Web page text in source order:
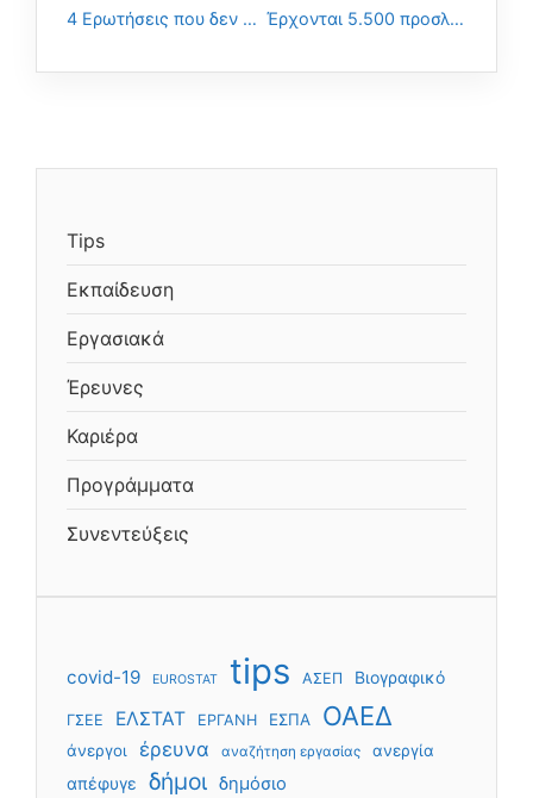
4 Ερωτήσεις που δεν πρέπει να κάνεις σε μια συνέντευξη! Έρχονται 5.500 προσλήψεις σε υπουργεία για αποφοίτους ΑΕΙ – ΤΕΙ
Tips
Εκπαίδευση
Εργασιακά
Έρευνες
Καριέρα
Προγράμματα
Συνεντεύξεις
covid-19 EUROSTAT tips ΑΣΕΠ Βιογραφικό
ΓΣΕΕ ΕΛΣΤΑΤ ΕΡΓΑΝΗ ΕΣΠΑ ΟΑΕΔ
άνεργοι έρευνα αναζήτηση εργασίας ανεργία
απέφυγε δήμοι δημόσιο